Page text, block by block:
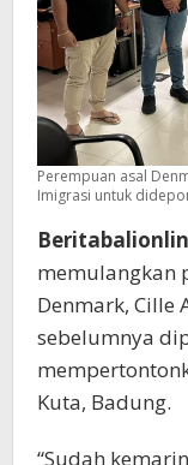
Perempuan asal
Imigrasi untuk
memulangkan
Denmark, Cille
sebelumnya
Kuta, Badung.
“Sudah